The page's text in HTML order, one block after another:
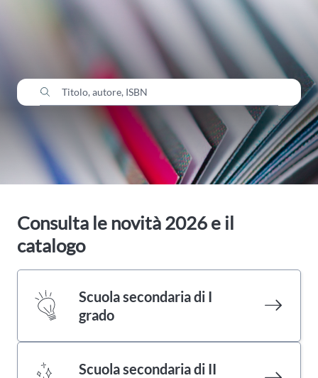
Cerca nel catalogo
Consulta le novità 2026 e il
catalogo
Scuola secondaria di I
grado
Scuola secondaria di II